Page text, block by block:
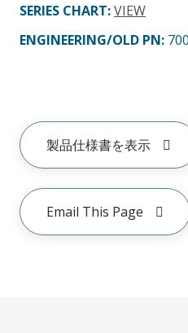
SERIES CHART:VIEW
ENGINEERING/OLD PN:
製品仕様書を表示
Email This Page